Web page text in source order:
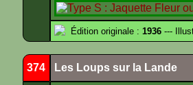
Édition originale : 1936 ---
374 Les Loups sur la Lande